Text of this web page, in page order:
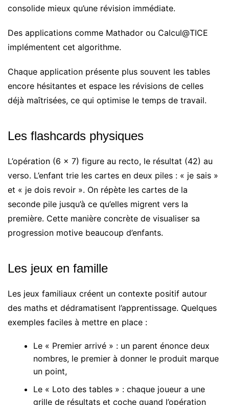
consolide mieux qu’une révision immédiate.
Des applications comme Mathador ou Calcul@TICE
implémentent cet algorithme.
Chaque application présente plus souvent les tables
encore hésitantes et espace les révisions de celles
déjà maîtrisées, ce qui optimise le temps de travail.
Les flashcards physiques
L’opération (6 × 7) figure au recto, le résultat (42) au
verso. L’enfant trie les cartes en deux piles : « je sais »
et « je dois revoir ». On répète les cartes de la
seconde pile jusqu’à ce qu’elles migrent vers la
première. Cette manière concrète de visualiser sa
progression motive beaucoup d’enfants.
Les jeux en famille
Les jeux familiaux créent un contexte positif autour
des maths et dédramatisent l’apprentissage. Quelques
exemples faciles à mettre en place :
Le « Premier arrivé » : un parent énonce deux
nombres, le premier à donner le produit marque
un point,
Le « Loto des tables » : chaque joueur a une
grille de résultats et coche quand l’opération